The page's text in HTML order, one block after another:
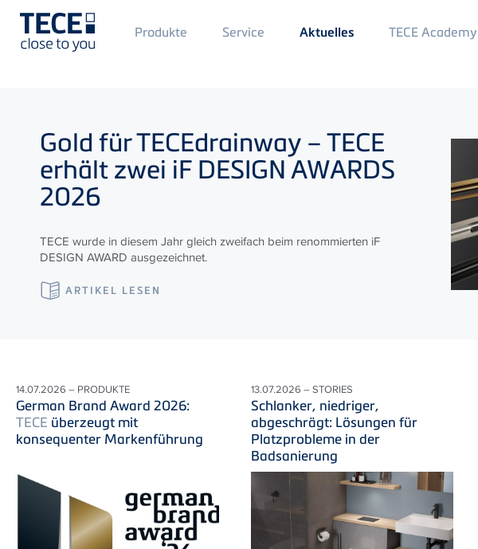
Main
Menü
Produkte Service Aktuelles TECE Academy
Gold fürTECEdrainway –TECE
erhält zwei iF DESIGN AWARDS
2026
TECE wurde in diesem Jahr gleich zweifach beim renommierten iF
DESIGN AWARD ausgezeichnet.
ARTIKEL LESEN
14.07.2026 – PRODUKTE
German Brand Award 2026:
TECE überzeugt mit
konsequenter Markenführung
13.07.2026 – STORIES
Schlanker, niedriger,
abgeschrägt: Lösungen für
Platzprobleme in der
Badsanierung